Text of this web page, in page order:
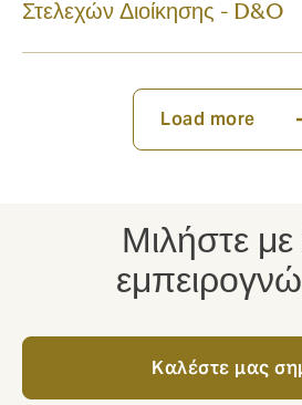
Στελεχών Διοίκησης - D&O
Load more
Μιλήστε με
Καλέστε μας